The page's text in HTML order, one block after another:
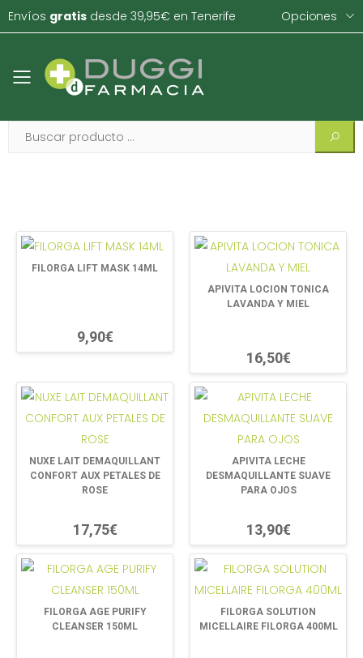
Envíos gratis desde 39,95€ en Tenerife Opciones
Toggle mobile menu
FILORGA LIFT MASK 14ML
9,90€
APIVITA LOCION TONICA
LAVANDA Y MIEL
16,50€
NUXE LAIT DEMAQUILLANT
CONFORT AUX PETALES DE
ROSE
17,75€
APIVITA LECHE
DESMAQUILLANTE SUAVE
PARA OJOS
13,90€
FILORGA AGE PURIFY
CLEANSER 150ML
FILORGA SOLUTION
MICELLAIRE FILORGA 400ML